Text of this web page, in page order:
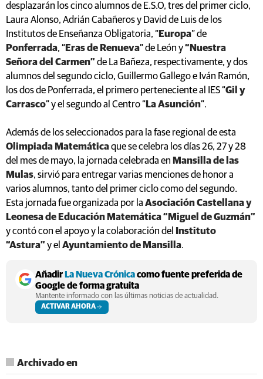
desplazarán los cinco alumnos de E.S.O, tres del primer ciclo,
Laura Alonso, Adrián Cabañeros y David de Luis de los
Institutos de Enseñanza Obligatoria, “ Europa” de
Ponferrada, “ Eras de Renueva” de León y“Nuestra
Señora del Carmen” de La Bañeza, respectivamente, y dos
alumnos del segundo ciclo, Guillermo Gallego e Iván Ramón,
los dos de Ponferrada, el primero perteneciente al IES “Gil y
Carrasco” y el segundo al Centro “ La Asunción”.
Además de los seleccionados para la fase regional de esta
Olimpiada Matemáticaque se celebra los días 26, 27 y 28
del mes de mayo, la jornada celebrada en Mansilla de las
Mulas, sirvió para entregar varias menciones de honor a
varios alumnos, tanto del primer ciclo como del segundo.
Esta jornada fue organizada por la Asociación Castellana y
Leonesa de Educación Matemática “Miguel de Guzmán”
y contó con el apoyo y la colaboración del
Instituto
“Astura” y el Ayuntamiento de Mansilla.
AñadirLa Nueva Crónicacomo fuente preferida de
Google de forma gratuita
Mantente informado con las últimas noticias de actualidad.
ACTIVAR AHORA
Archivado en